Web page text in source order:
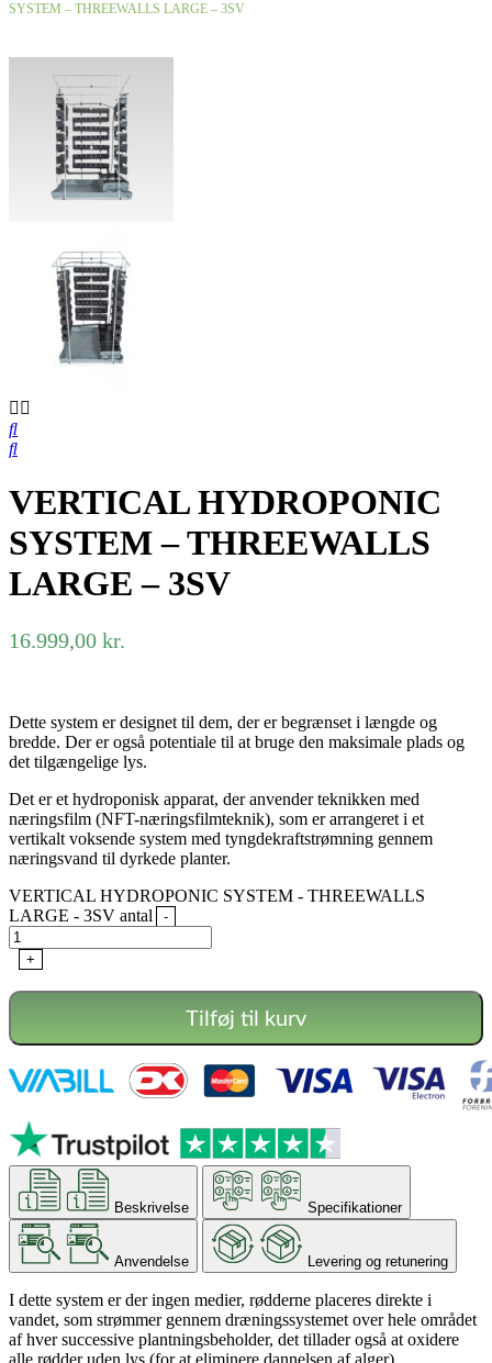
SYSTEM – THREEWALLS LARGE – 3SV
VERTICAL HYDROPONIC
SYSTEM – THREEWALLS
LARGE – 3SV
16.999,00 kr.
Dette system er designet til dem, der er begrænset i længde og
bredde. Der er også potentiale til at bruge den maksimale plads og
det tilgængelige lys.
Det er et hydroponisk apparat, der anvender teknikken med
næringsfilm (NFT-næringsfilmteknik), som er arrangeret i et
vertikalt voksende system med tyngdekraftstrømning gennem
næringsvand til dyrkede planter.
VERTICAL HYDROPONIC SYSTEM - THREEWALLS
LARGE - 3SV antal
-
+
Tilføj til kurv
Beskrivelse Specifikationer
Anvendelse Levering og retunering
I dette system er der ingen medier, rødderne placeres direkte i
vandet, som strømmer gennem dræningssystemet over hele området
af hver successive plantningsbeholder, det tillader også at oxidere
alle rødder uden lys (for at eliminere dannelsen af ​​alger).